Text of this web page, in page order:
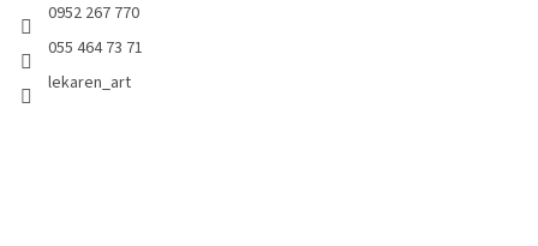
0952 267 770
055 464 73 71
lekaren_art